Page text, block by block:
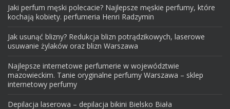
Jaki perfum męski polecacie? Najlepsze męskie perfumy, które
kochają kobiety. perfumeria Henri Radzymin
Jak usunąć blizny? Redukcja blizn potrądzikowych, laserowe
usuwanie żylaków oraz blizn Warszawa
Najlepsze internetowe perfumerie w województwie
mazowieckim. Tanie oryginalne perfumy Warszawa – sklep
internetowy perfumy
Depilacja laserowa – depilacja bikini Bielsko Biała